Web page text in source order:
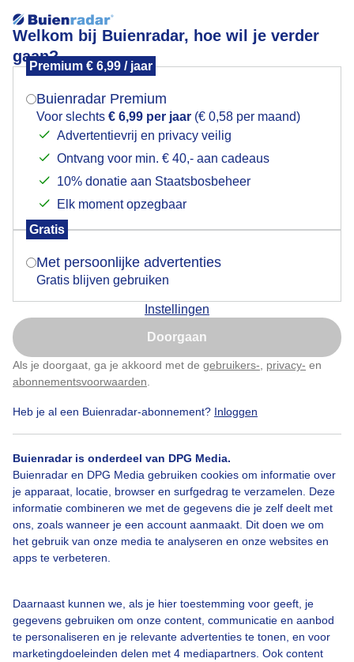
Welkom bij Buienradar, hoe wil je verder
gaan?
Premium € 6,99 / jaar
Buienradar Premium
Voor slechts € 6,99 per jaar (€ 0,58 per maand)
Advertentievrij en privacy veilig
Ontvang voor min. € 40,- aan cadeaus
10% donatie aan Staatsbosbeheer
Elk moment opzegbaar
Gratis
Met persoonlijke advertenties
Gratis blijven gebruiken
Instellingen
Doorgaan
Als je doorgaat, ga je akkoord met de gebruikers- privacy- en
abonnementsvoorwaarden
Heb je al een Buienradar-abonnement? Inloggen
Buienradar is onderdeel van DPG Media.
Buienradar en DPG Media gebruiken cookies om informatie over
je apparaat, locatie, browser en surfgedrag te verzamelen. Deze
informatie combineren we met de gegevens die je zelf deelt met
ons, zoals wanneer je een account aanmaakt. Dit doen we om
het gebruik van onze media te analyseren en onze websites en
apps te verbeteren.
Daarnaast kunnen we, als je hier toestemming voor geeft, je
gegevens gebruiken om onze content, communicatie en aanbod
te personaliseren en je relevante advertenties te tonen, en voor
marketingdoeleinden delen met 4 mediapartners. Ook content
Goedemorgen
Door: Dilia van Zon Gemaakt: 15-06-2026, 31x bekeken
Lavendel Zwaan Zonne Energie
Bekijk slideshow
Mogen we je locatie gebruiken voor het
Indien je hier nog geen akkoord op hebt gegeven,
verschijnt er zo een pop-up uit je browser waarin
Is goed, toon de popup
Nu niet, misschien later
Klik hierom dit aan te passen